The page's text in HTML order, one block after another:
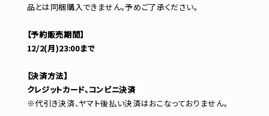
品とは同梱購入できません。予めご了承ください。
【予約販売期間】
12/2(月)23:00まで
【決済方法】
クレジットカード、コンビニ決済
※代引き決済、ヤマト後払い決済はおこなっておりません。